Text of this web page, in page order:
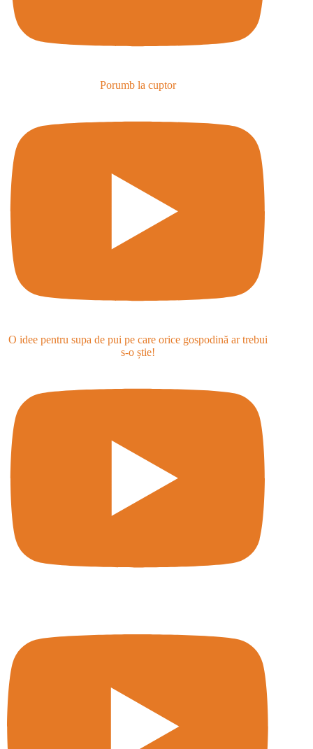
Porumb la cuptor
O idee pentru supa de pui pe care orice gospodină ar trebui
s-o știe!